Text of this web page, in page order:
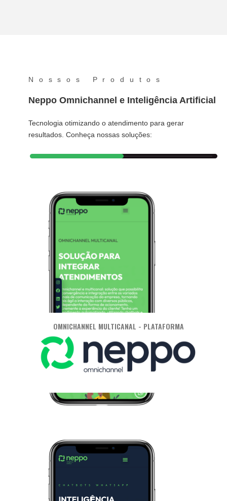
Nossos Produtos
Neppo Omnichannel e Inteligência Artificial
Tecnologia otimizando o atendimento para gerar
resultados. Conheça nossas soluções:
OMNICHANNEL MULTICANAL - PLATAFORMA